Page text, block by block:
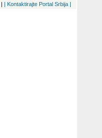
| | Kontaktirajte Portal Srbija |